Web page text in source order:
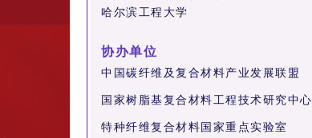
哈尔滨工程大学
协办单位
中国碳纤维及复合材料产业发展联盟
国家树脂基复合材料工程技术研究中心
特种纤维复合材料国家重点实验室